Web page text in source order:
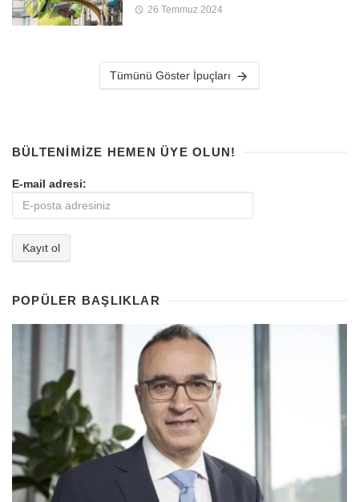
26 Temmuz 2024
Tümünü Göster İpuçları
BÜLTENIMIZE HEMEN ÜYE OLUN!
E-mail adresi:
POPÜLER BAŞLIKLAR